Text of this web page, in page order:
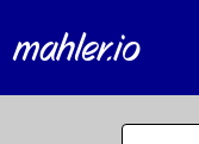
mahler.io